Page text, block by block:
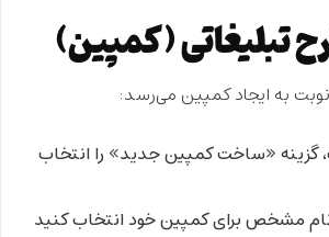
به ایجاد کمپین می‌رسد:
گزینه «ساخت کمپین جدید» را انتخاب
مشخص برای کمپین خود انتخاب کنید